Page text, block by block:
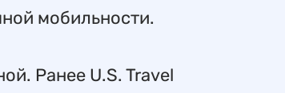
мобильности.
Ранее U.S. Travel